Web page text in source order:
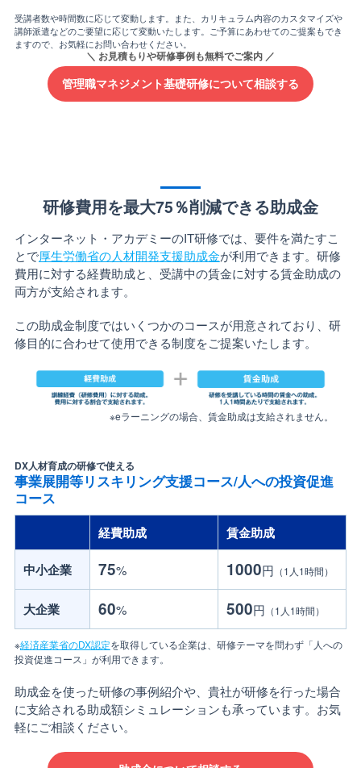
受講者数や時間数に応じて変動します。また、カリキュラム内容のカスタマイズや
講師派遣などのご要望に応じて変動いたします。ご予算にあわせてのご提案もでき
ますので、お気軽にお問い合わせください。
管理職マネジメント基礎研修について相談する
研修費用を最大75％削減できる助成金
インターネット・アカデミーのIT研修では、要件を満たすこ
とで厚生労働省の人材開発支援助成金が利用できます。研修
費用に対する経費助成と、受講中の賃金に対する賃金助成の
両方が支給されます。
この助成金制度ではいくつかのコースが用意されており、研
修目的に合わせて使用できる制度をご提案いたします。
※eラーニングの場合、賃金助成は支給されません。
DX人材育成の研修で使える
事業展開等リスキリング支援コース/人への投資促進
コース
経費助成 賃金助成
中小企業 75% 1000円 （1人1時間）
大企業 60% 500円 （1人1時間）
※経済産業省のDX認定を取得している企業は、研修テーマを問わず「人への
投資促進コース」が利用できます。
助成金を使った研修の事例紹介や、貴社が研修を行った場合
に支給される助成額シミュレーションも承っています。お気
軽にご相談ください。